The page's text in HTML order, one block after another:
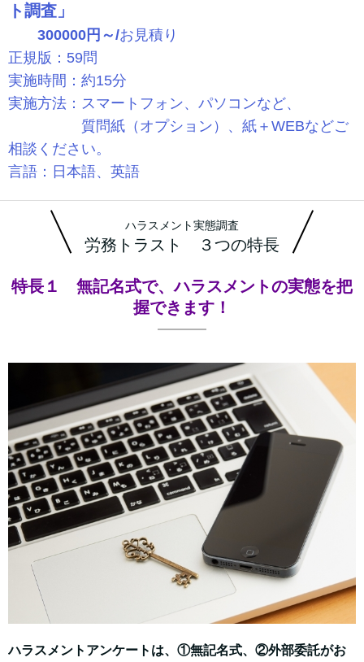
ト調査」
300000円～/お見積り
正規版：59問
実施時間：約15分
実施方法：スマートフォン、パソコンなど、
質問紙（オプション）、紙＋WEBなどご
相談ください。
言語：日本語、英語
ハラスメント実態調査
労務トラスト ３つの特長
特長１ 無記名式で、ハラスメントの実態を把
握できます！
ハラスメントアンケートは、①無記名式、②外部委託がお